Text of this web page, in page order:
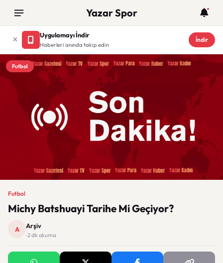
Yazar Spor
Uygulamayı İndir
Haberleri anında takip edin
İndir
Futbol
Futbol
Michy Batshuayi Tarihe Mi Geçiyor?
A Arşiv
· 2 dk okuma